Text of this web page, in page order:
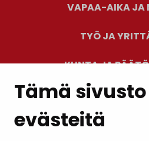
Tämä
evästeitä
VAPAA-AIKA JA
TYÖ JA
KUNTA JA